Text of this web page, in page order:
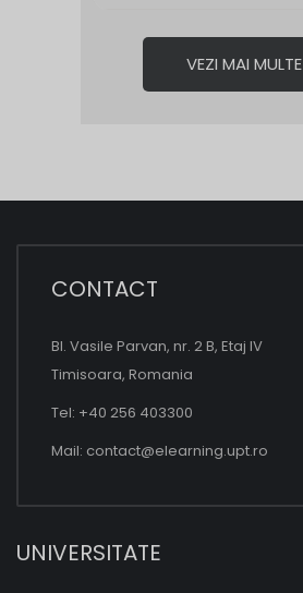
VEZI MAI MULTE
CONTACT
Bl. Vasile Parvan, nr. 2 B, Etaj IV
Timisoara, Romania
Tel: +40 256 403300
Mail: contact@elearning.upt.ro
UNIVERSITATE